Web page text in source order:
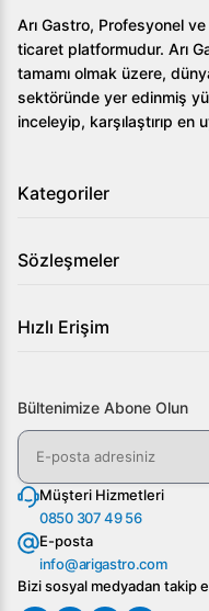
Arı Gastro, Profesyonel
ticaret platformudur. Arı
tamamı olmak üzere,
sektöründe yer edinmiş
inceleyip, karşılaştırıp en
Kategoriler
Sözleşmeler
Hızlı Erişim
Bültenimize Abone Olun
Müşteri Hizmetleri
0850 307 49 56
E-posta
info@arigastro.com
Bizi sosyal medyadan takip